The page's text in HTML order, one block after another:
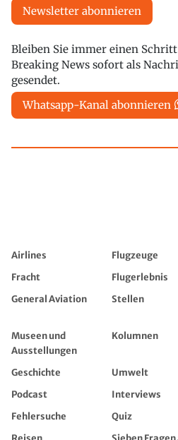
Newsletter abonnieren
Bleiben Sie immer einen
Breaking News sofort als
gesendet.
Whatsapp-Kanal abonnieren
Airlines Flugzeuge
Fracht
Flugerlebnis
General Aviation
Stellen
Museen und
Ausstellungen
Kolumnen
Geschichte Umwelt
Podcast
Interviews
Fehlersuche
Quiz